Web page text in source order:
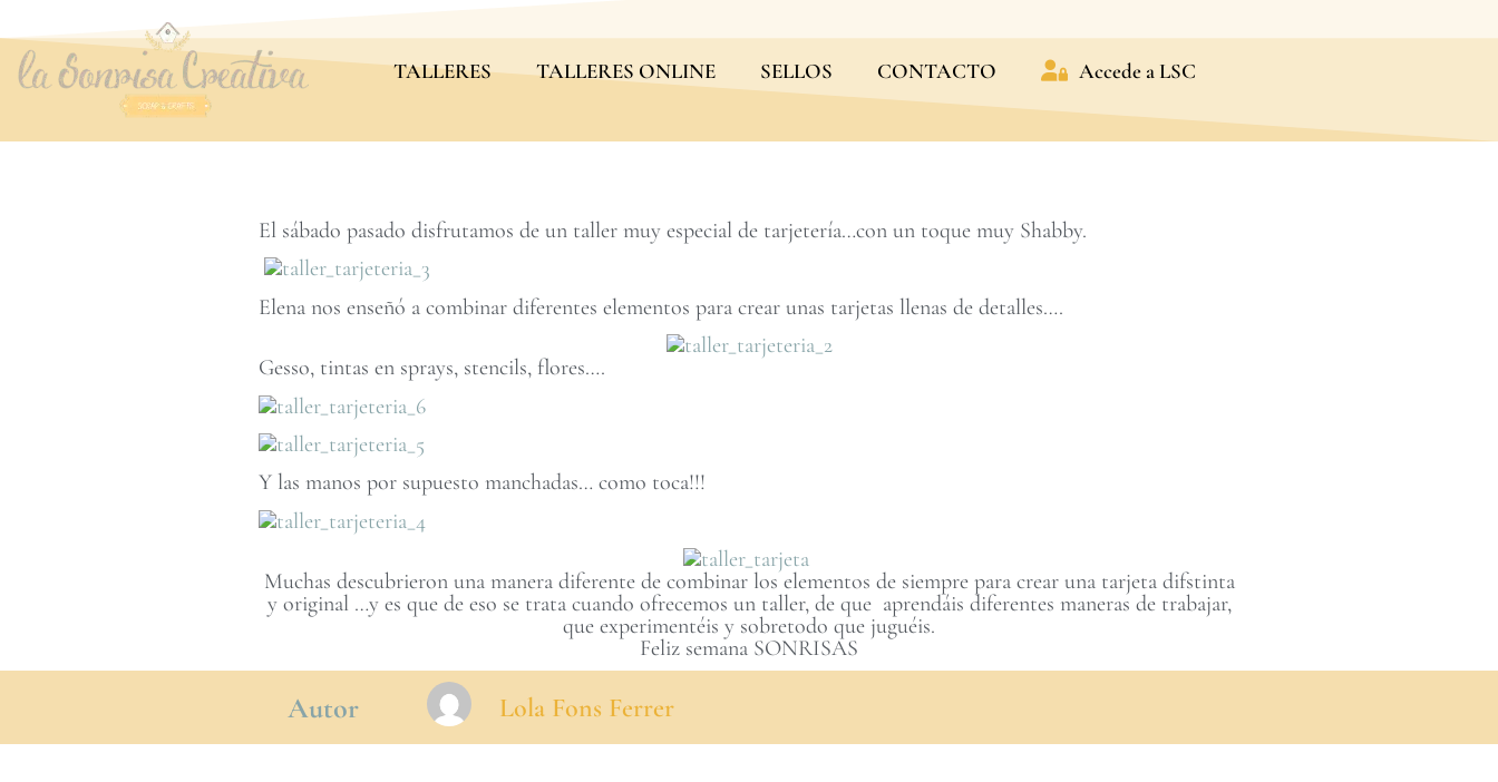
TALLERES TALLERES ONLINE SELLOS CONTACTO Accede a LSC
El sábado pasado disfrutamos de un taller muy especial de tarjetería…con un toque muy Shabby.
Elena nos enseñó a combinar diferentes elementos para crear unas tarjetas llenas de detalles….
Gesso, tintas en sprays, stencils, flores….
Y las manos por supuesto manchadas… como toca!!!
Muchas descubrieron una manera diferente de combinar los elementos de siempre para crear una tarjeta difstinta
y original …y es que de eso se trata cuando ofrecemos un taller, de que aprendáis diferentes maneras de trabajar,
que experimentéis y sobretodo que juguéis.
Feliz semana SONRISAS
Autor Lola Fons Ferrer